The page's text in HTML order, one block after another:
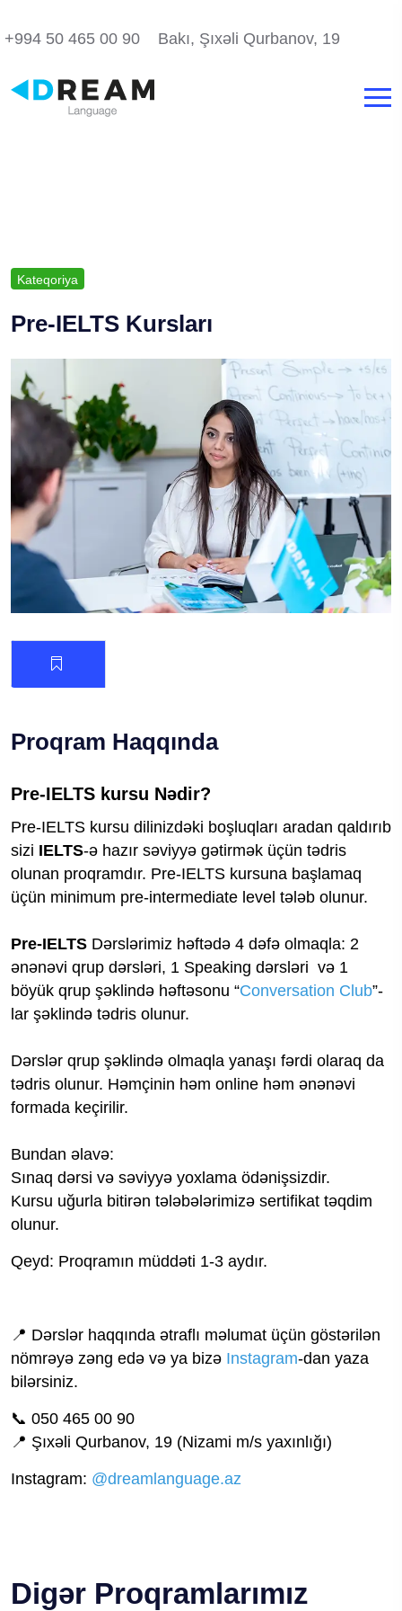
+994 50 465 00 90 Bakı, Şıxəli Qurbanov, 19
Kateqoriya
Pre-IELTS Kursları
Proqram Haqqında
Pre-IELTS kursu Nədir?
Pre-IELTS kursu dilinizdəki boşluqları aradan qaldırıb
sizi IELTS-ə hazır səviyyə gətirmək üçün tədris
olunan proqramdır. Pre-IELTS kursuna başlamaq
üçün minimum pre-intermediate level tələb olunur.
Pre-IELTS Dərslərimiz həftədə 4 dəfə olmaqla: 2
ənənəvi qrup dərsləri, 1 Speaking dərsləri və 1
böyük qrup şəklində həftəsonu “Conversation Club”-
lar şəklində tədris olunur.
Dərslər qrup şəklində olmaqla yanaşı fərdi olaraq da
tədris olunur. Həmçinin həm online həm ənənəvi
formada keçirilir.
Bundan əlavə:
Sınaq dərsi və səviyyə yoxlama ödənişsizdir.
Kursu uğurla bitirən tələbələrimizə sertifikat təqdim
olunur.
Qeyd: Proqramın müddəti 1-3 aydır.
📍 Dərslər haqqında ətraflı məlumat üçün göstərilən
nömrəyə zəng edə və ya bizə Instagram-dan yaza
bilərsiniz.
📞 050 465 00 90
📍 Şıxəli Qurbanov, 19 (Nizami m/s yaxınlığı)
Instagram: @dreamlanguage.az
Digər Proqramlarımız